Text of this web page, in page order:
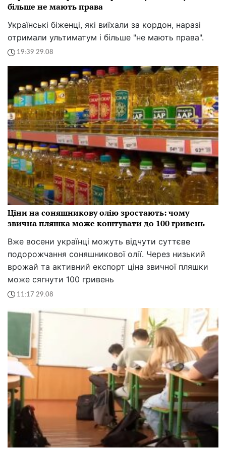
більше не мають права
Українські біженці, які виїхали за кордон, наразі
отримали ультиматум і більше "не мають права".
19:39 29.08
Ціни на соняшникову олію зростають: чому
звична пляшка може коштувати до 100 гривень
Вже восени українці можуть відчути суттєве
подорожчання соняшникової олії. Через низький
врожай та активний експорт ціна звичної пляшки
може сягнути 100 гривень
11:17 29.08